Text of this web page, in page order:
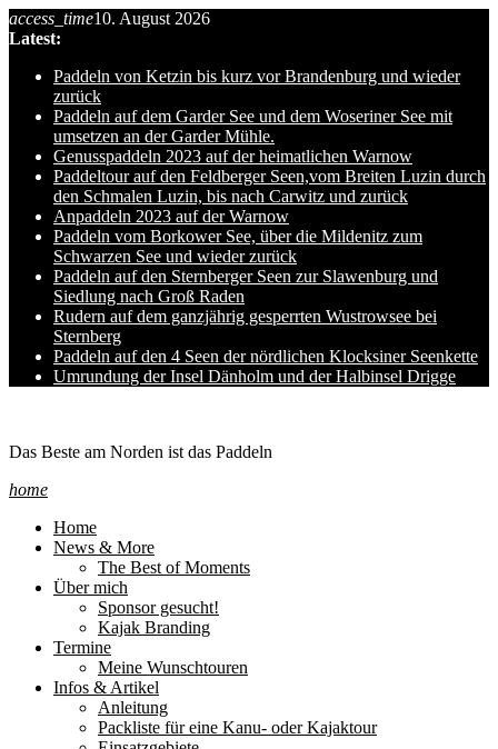
Skip
to
content
access_time10. August 2026
Latest:
Paddeln von Ketzin bis kurz vor Brandenburg und wieder
zurück
Paddeln auf dem Garder See und dem Woseriner See mit
umsetzen an der Garder Mühle.
Genusspaddeln 2023 auf der heimatlichen Warnow
Paddeltour auf den Feldberger Seen,vom Breiten Luzin durch
den Schmalen Luzin, bis nach Carwitz und zurück
Anpaddeln 2023 auf der Warnow
Paddeln vom Borkower See, über die Mildenitz zum
Schwarzen See und wieder zurück
Paddeln auf den Sternberger Seen zur Slawenburg und
Siedlung nach Groß Raden
Rudern auf dem ganzjährig gesperrten Wustrowsee bei
Sternberg
Paddeln auf den 4 Seen der nördlichen Klocksiner Seenkette
Umrundung der Insel Dänholm und der Halbinsel Drigge
Das Beste am Norden ist das Paddeln
home
Home
News & More
The Best of Moments
Über mich
Sponsor gesucht!
Kajak Branding
Termine
Meine Wunschtouren
Infos & Artikel
Anleitung
Packliste für eine Kanu- oder Kajaktour